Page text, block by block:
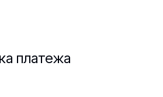
платежа